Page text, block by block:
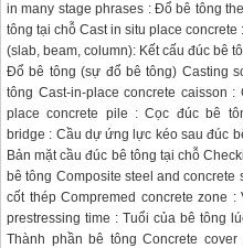
in many stage phrases : Đổ bê tông
tông tại chỗ Cast in situ place
(slab, beam, column): Kết cấu đúc bê
Đổ bê tông (sự đổ bê tông) Casting
tông Cast-in-place concrete caisson
place concrete pile : Cọc đúc bê
bridge : Cầu dự ứng lực kéo sau đúc
Bản mặt cầu đúc bê tông tại chỗ
bê tông Composite steel and
cốt thép Compremed concrete zone
prestressing time : Tuổi của bê tông
Thành phần bê tông Concrete